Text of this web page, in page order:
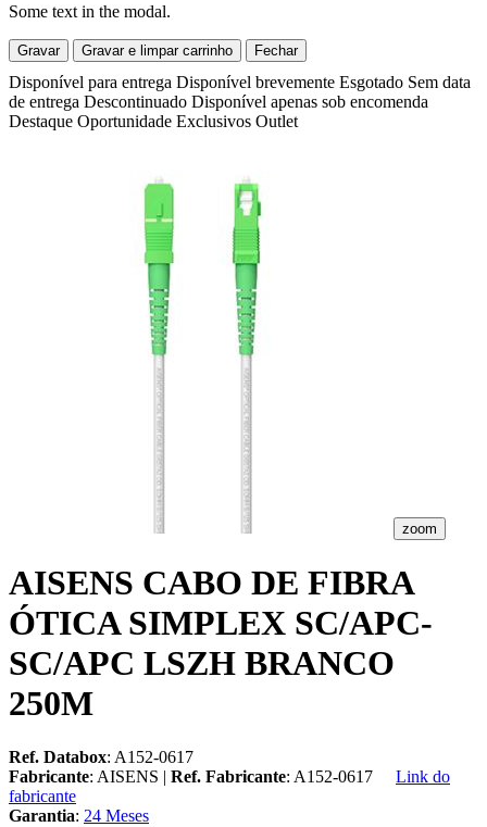
Some text in the modal.
Gravar Gravar e limpar carrinho Fechar
Disponível para entrega Disponível brevemente Esgotado Sem data
de entrega Descontinuado Disponível apenas sob encomenda
Destaque Oportunidade Exclusivos Outlet
zoom
AISENS CABO DE FIBRA
ÓTICA SIMPLEX SC/APC-
SC/APC LSZH BRANCO
250M
Ref. Databox: A152-0617
Fabricante: AISENS | Ref. Fabricante: A152-0617
Link do
fabricante
Garantia: 24 Meses